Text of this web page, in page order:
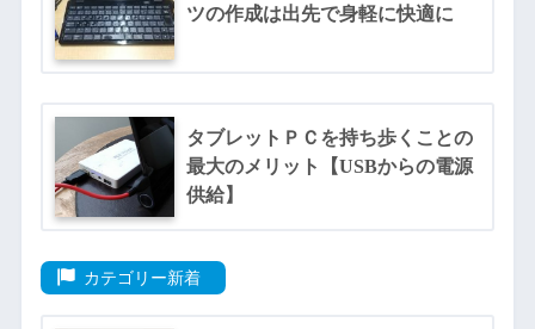
ツの作成は出先で身軽に快適に
タブレットＰＣを持ち歩くことの
最大のメリット【USBからの電源
供給】
カテゴリー新着